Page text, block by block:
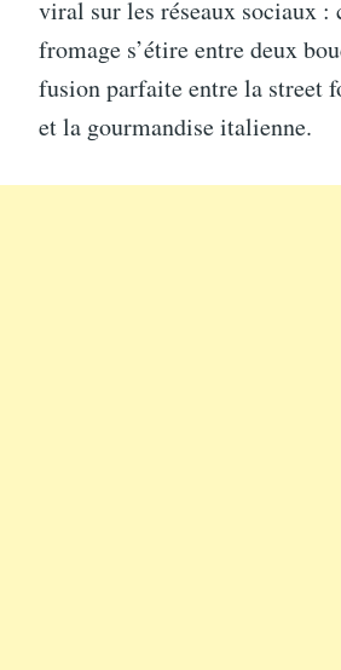
viral sur les réseaux sociaux :
fromage s’étire entre deux
fusion parfaite entre la street
et la gourmandise italienne.